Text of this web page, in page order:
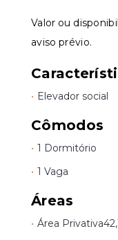
Valor ou
aviso prévio.
• Elevador social
Cômodos
• 1 Dormitório
• 1 Vaga
Áreas
• Área Privativa